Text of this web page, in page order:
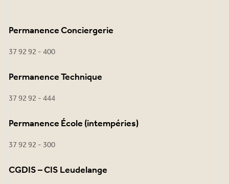
Permanence Conciergerie
37 92 92 - 400
Permanence Technique
37 92 92 - 444
Permanence École (intempéries)
37 92 92 - 300
CGDIS – CIS Leudelange